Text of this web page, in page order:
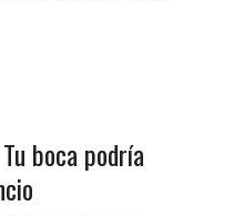
boca podría